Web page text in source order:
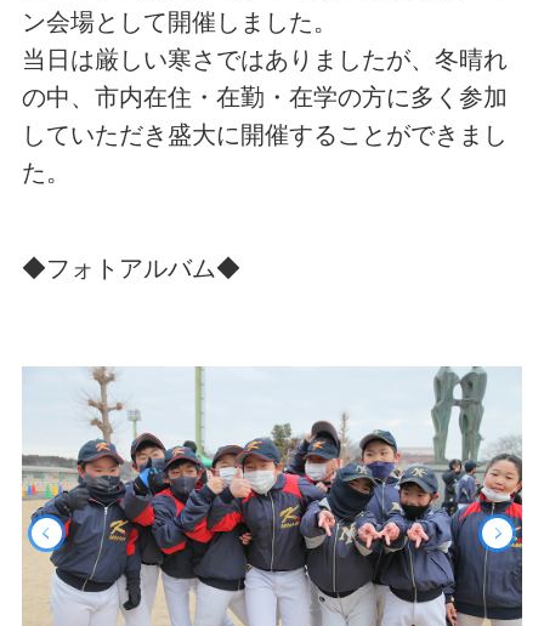
ン会場として開催しました。
当日は厳しい寒さではありましたが、冬晴れ
の中、市内在住・在勤・在学の方に多く参加
していただき盛大に開催することができまし
た。
◆フォトアルバム◆
Prev